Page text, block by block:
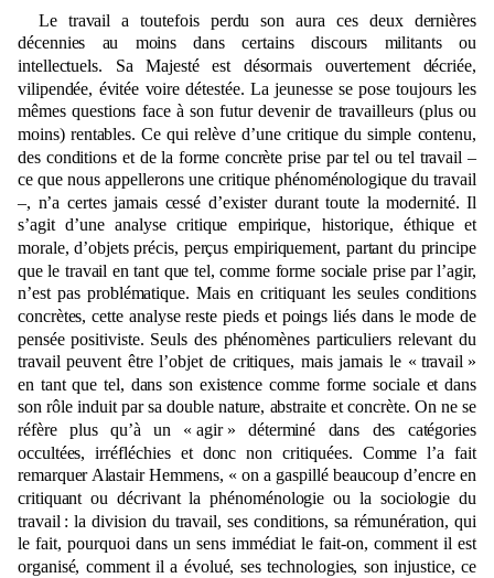
Le travail a toutefois perdu son aura ces deux dernières
décennies au moins dans certains discours militants ou
intellectuels. Sa Majesté est désormais ouvertement décriée,
vilipendée, évitée voire détestée. La jeunesse se pose toujours les
mêmes questions face à son futur devenir de travailleurs (plus ou
moins) rentables. Ce qui relève d’une critique du simple contenu,
des conditions et de la forme concrète prise par tel ou tel travail ‒
ce que nous appellerons une critique phénoménologique du travail
‒, n’a certes jamais cessé d’exister durant toute la modernité. Il
s’agit d’une analyse critique empirique, historique, éthique et
morale, d’objets précis, perçus empiriquement, partant du principe
que le travail en tant que tel, comme forme sociale prise par l’agir,
n’est pas problématique. Mais en critiquant les seules conditions
concrètes, cette analyse reste pieds et poings liés dans le mode de
pensée positiviste. Seuls des phénomènes particuliers relevant du
travail peuvent être l’objet de critiques, mais jamais le « travail »
en tant que tel, dans son existence comme forme sociale et dans
son rôle induit par sa double nature, abstraite et concrète. On ne se
réfère plus qu’à un « agir » déterminé dans des catégories
occultées, irréfléchies et donc non critiquées. Comme l’a fait
remarquer Alastair Hemmens, « on a gaspillé beaucoup d’encre en
critiquant ou décrivant la phénoménologie ou la sociologie du
travail : la division du travail, ses conditions, sa rémunération, qui
le fait, pourquoi dans un sens immédiat le fait-on, comment il est
organisé, comment il a évolué, ses technologies, son injustice, ce